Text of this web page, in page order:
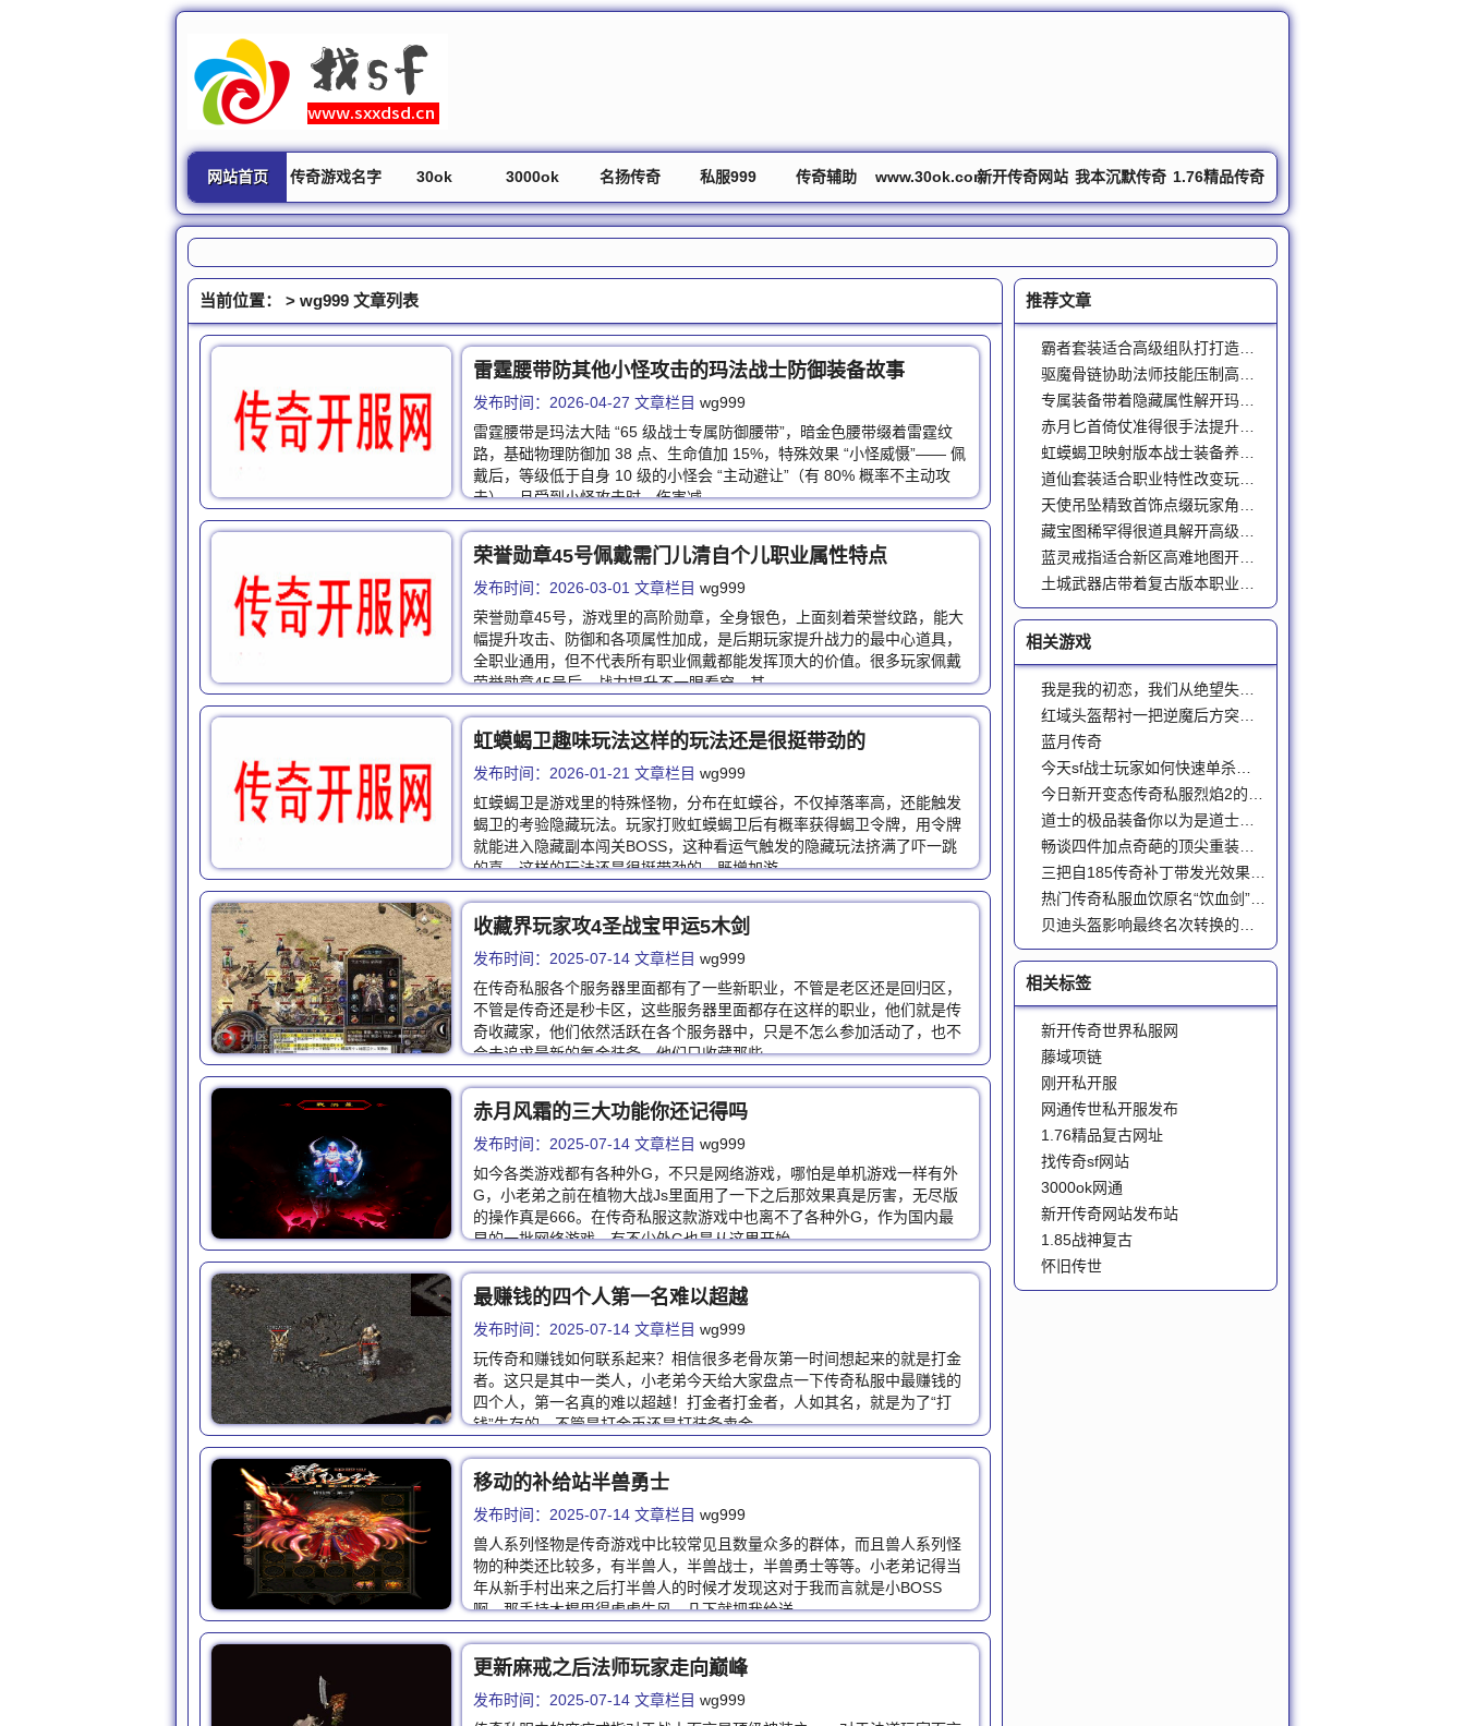
网站首页 传奇游戏名字 30ok 3000ok 名扬传奇 私服999 传奇辅助 www.30ok.com新开传奇网站
发布站
我本沉默传奇 1.76精品传奇
当前位置： > wg999 文章列表
雷霆腰带防其他小怪攻击的玛法战士防御装备故事
发布时间：2026-04-27 文章栏目 wg999
雷霆腰带是玛法大陆 “65 级战士专属防御腰带”，暗金色腰带缀着雷霆纹
路，基础物理防御加 38 点、生命值加 15%，特殊效果 “小怪威慑”—— 佩
戴后，等级低于自身 10 级的小怪会 “主动避让”（有 80% 概率不主动攻
击），且受到小怪攻击时，伤害减…
荣誉勋章45号佩戴需门儿清自个儿职业属性特点
发布时间：2026-03-01 文章栏目 wg999
荣誉勋章45号，游戏里的高阶勋章，全身银色，上面刻着荣誉纹路，能大
幅提升攻击、防御和各项属性加成，是后期玩家提升战力的最中心道具，
全职业通用，但不代表所有职业佩戴都能发挥顶大的价值。很多玩家佩戴
荣誉勋章45号后，战力提升不一眼看穿，其…
虹蟆蝎卫趣味玩法这样的玩法还是很挺带劲的
发布时间：2026-01-21 文章栏目 wg999
虹蟆蝎卫是游戏里的特殊怪物，分布在虹蟆谷，不仅掉落率高，还能触发
蝎卫的考验隐藏玩法。玩家打败虹蟆蝎卫后有概率获得蝎卫令牌，用令牌
就能进入隐藏副本闯关BOSS，这种看运气触发的隐藏玩法挤满了吓一跳
的喜，这样的玩法还是很挺带劲的，既增加游…
收藏界玩家攻4圣战宝甲运5木剑
发布时间：2025-07-14 文章栏目 wg999
在传奇私服各个服务器里面都有了一些新职业，不管是老区还是回归区，
不管是传奇还是秒卡区，这些服务器里面都存在这样的职业，他们就是传
奇收藏家，他们依然活跃在各个服务器中，只是不怎么参加活动了，也不
会去追求最新的氪金装备，他们只收藏那些…
赤月风霜的三大功能你还记得吗
发布时间：2025-07-14 文章栏目 wg999
如今各类游戏都有各种外G，不只是网络游戏，哪怕是单机游戏一样有外
G，小老弟之前在植物大战Js里面用了一下之后那效果真是厉害，无尽版
的操作真是666。在传奇私服这款游戏中也离不了各种外G，作为国内最
早的一批网络游戏，有不少外G也是从这里开始…
最赚钱的四个人第一名难以超越
发布时间：2025-07-14 文章栏目 wg999
玩传奇和赚钱如何联系起来？相信很多老骨灰第一时间想起来的就是打金
者。这只是其中一类人，小老弟今天给大家盘点一下传奇私服中最赚钱的
四个人，第一名真的难以超越！打金者打金者，人如其名，就是为了“打
钱”生存的，不管是打金币还是打装备卖金…
移动的补给站半兽勇士
发布时间：2025-07-14 文章栏目 wg999
兽人系列怪物是传奇游戏中比较常见且数量众多的群体，而且兽人系列怪
物的种类还比较多，有半兽人，半兽战士，半兽勇士等等。小老弟记得当
年从新手村出来之后打半兽人的时候才发现这对于我而言就是小BOSS
啊，那手持木棍甩得虎虎生风，几下就把我给送…
更新麻戒之后法师玩家走向巅峰
发布时间：2025-07-14 文章栏目 wg999
推荐文章
霸者套装适合高级组队打打造均衡战力属性
驱魔骨链协助法师技能压制高级地图PK对局
专属装备带着隐藏属性解开玛法战场多元战力
赤月匕首倚仗准得很手法提升战士对战硬实力
虹蟆蝎卫映射版本战士装备养成的独一份难办的事
道仙套装适合职业特性改变玩家练级体验认知
蓝灵戒指适合新区高难地图开荒减伤续航
相关游戏
我是我的初恋，我们从绝望失望里站起来
红域头盔帮衬一把逆魔后方突袭红域头盔所以玩家是可以去往逆魔的后方的解读
蓝月传奇
今天sf战士玩家如何快速单杀牛魔王
道士的极品装备你以为是道士的专属吗
畅谈四件加点奇葩的顶尖重装第四件奇葩而又强悍
三把自185传奇补丁带发光效果的热门神兵第二把自带全屏攻击神技
热门传奇私服血饮原名“饮血剑”乃玛法剑圣的遗物
相关标签
新开传奇世界私服网
藤域项链
刚开私开服
网通传世私开服发布
1.76精品复古网址
找传奇sf网站
3000ok网通
新开传奇网站发布站
1.85战神复古
怀旧传世